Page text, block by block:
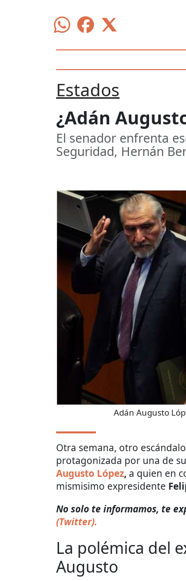
Estados
¿Adán
El senador enfrenta
Seguridad, Hernán
Adán Augusto
Otra semana, otro
protagonizada por una de
Augusto López, a quien en
mismisimo expresidente
No solo te informamos, te
(Twitter).
La polémica del
Augusto